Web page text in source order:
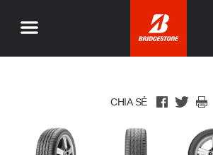
CHIA SẺ